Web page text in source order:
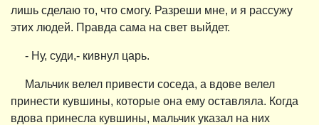
лишь сделаю то, что смогу. Разреши мне, и я рассужу
этих людей. Правда сама на свет выйдет.
- Ну, суди,- кивнул царь.
Мальчик велел привести соседа, а вдове велел
принести кувшины, которые она ему оставляла. Когда
вдова принесла кувшины, мальчик указал на них